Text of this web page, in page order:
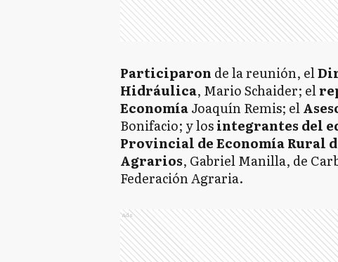
Participaron de la reunión, el
Hidráulica, Mario Schaider; el
EconomíaJoaquín Remis; el
Bonifacio; y losintegrantes del
Provincial de Economía Rural
Agrarios, Gabriel Manilla, de
Federación Agraria.
Ads